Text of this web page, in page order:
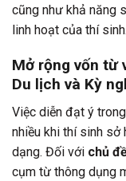
cũng như khả năng
linh hoạt của thí sinh.
Mở rộng vốn từ
Du lịch và Kỳ
Việc diễn đạt ý
nhiều khi thí sinh sở
dạng. Đối với chủ
cụm từ thông dụng